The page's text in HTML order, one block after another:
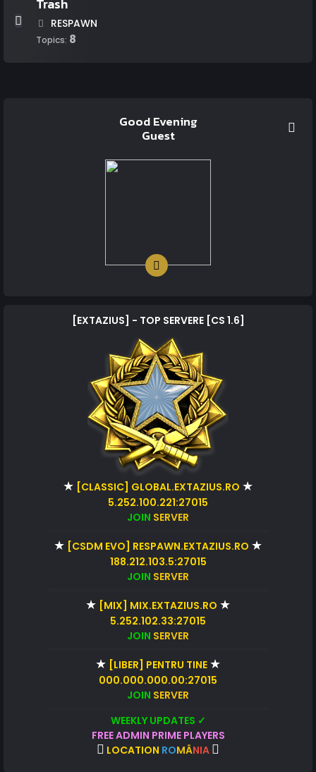
Trash
RESPAWN
Topics: 8
Good Evening
Guest
[EXTAZIUS] - TOP SERVERE [CS 1.6]
★ [CLASSIC] GLOBAL.EXTAZIUS.RO ★
5.252.100.221:27015
JOIN SERVER
★ [CSDM EVO] RESPAWN.EXTAZIUS.RO ★
188.212.103.5:27015
JOIN SERVER
★ [MIX] MIX.EXTAZIUS.RO ★
5.252.102.33:27015
JOIN SERVER
★ [LIBER] PENTRU TINE ★
000.000.000.00:27015
JOIN SERVER
WEEKLY UPDATES ✓
FREE ADMIN PRIME PLAYERS
LOCATION ROMÂNIA